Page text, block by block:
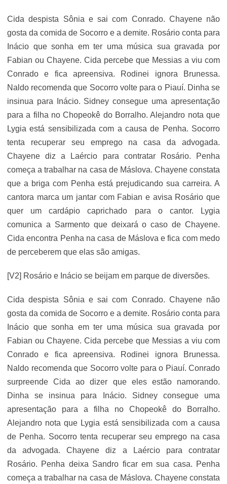
Cida despista Sônia e sai com Conrado. Chayene não
gosta da comida de Socorro e a demite. Rosário conta para
Inácio que sonha em ter uma música sua gravada por
Fabian ou Chayene. Cida percebe que Messias a viu com
Conrado e fica apreensiva. Rodinei ignora Brunessa.
Naldo recomenda que Socorro volte para o Piauí. Dinha se
insinua para Inácio. Sidney consegue uma apresentação
para a filha no Chopeokê do Borralho. Alejandro nota que
Lygia está sensibilizada com a causa de Penha. Socorro
tenta recuperar seu emprego na casa da advogada.
Chayene diz a Laércio para contratar Rosário. Penha
começa a trabalhar na casa de Máslova. Chayene constata
que a briga com Penha está prejudicando sua carreira. A
cantora marca um jantar com Fabian e avisa Rosário que
quer um cardápio caprichado para o cantor. Lygia
comunica a Sarmento que deixará o caso de Chayene.
Cida encontra Penha na casa de Máslova e fica com medo
de perceberem que elas são amigas.
[V2] Rosário e Inácio se beijam em parque de diversões.
Cida despista Sônia e sai com Conrado. Chayene não
gosta da comida de Socorro e a demite. Rosário conta para
Inácio que sonha em ter uma música sua gravada por
Fabian ou Chayene. Cida percebe que Messias a viu com
Conrado e fica apreensiva. Rodinei ignora Brunessa.
Naldo recomenda que Socorro volte para o Piauí. Conrado
surpreende Cida ao dizer que eles estão namorando.
Dinha se insinua para Inácio. Sidney consegue uma
apresentação para a filha no Chopeokê do Borralho.
Alejandro nota que Lygia está sensibilizada com a causa
de Penha. Socorro tenta recuperar seu emprego na casa
da advogada. Chayene diz a Laércio para contratar
Rosário. Penha deixa Sandro ficar em sua casa. Penha
começa a trabalhar na casa de Máslova. Chayene constata